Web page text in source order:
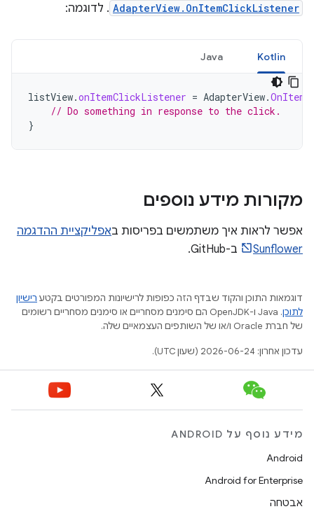
AdapterView.OnItemClickListener . לדוגמה:
Kotlin
Java
listView.onItemClickListener = AdapterView.
// Do something in response to the click.
}
מקורות מידע נוספים
אפשר לראות איך משתמשים בפריסות באפליקציית ההדגמה
Sunflower
ב-GitHub.
דוגמאות התוכן והקוד שבדף הזה כפופות לרישיונות המפורטים בקטע רישיון
לתוכן
.‏ Java ו-OpenJDK הם סימנים מסחריים או סימנים מסחריים רשומים
של חברת Oracle ו/או של השותפים העצמאיים שלה.
עדכון אחרון: 2026-06-24 (שעון UTC).
מידע נוסף על ANDROID
Android
Android for Enterprise
אבטחה